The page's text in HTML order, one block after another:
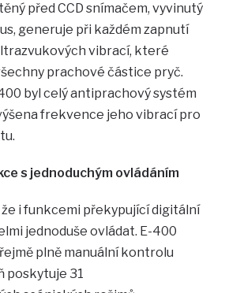
před CCD snímačem, vyvinutý
generuje při každém zapnutí
vibrací, které
prachové částice pryč.
byl celý antiprachový systém
frekvence jeho vibrací pro
s jednoduchým ovládáním
že i funkcemi překypující digitální
jednoduše ovládat. E-400
plně manuální kontrolu
poskytuje 31